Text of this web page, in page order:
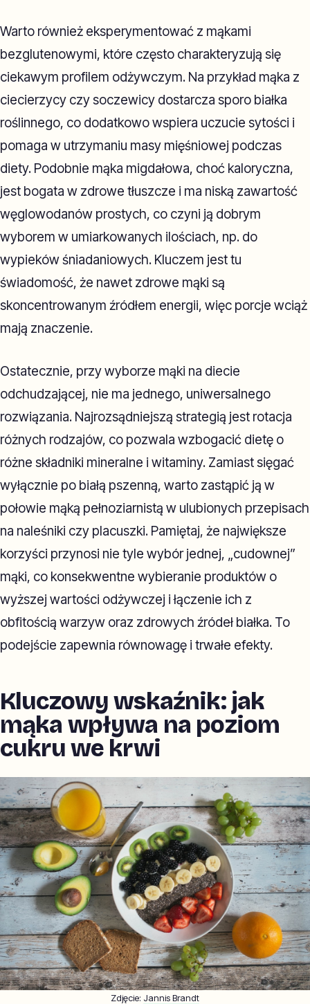
Warto również eksperymentować z mąkami
bezglutenowymi, które często charakteryzują się
ciekawym profilem odżywczym. Na przykład mąka z
ciecierzycy czy soczewicy dostarcza sporo białka
roślinnego, co dodatkowo wspiera uczucie sytości i
pomaga w utrzymaniu masy mięśniowej podczas
diety. Podobnie mąka migdałowa, choć kaloryczna,
jest bogata w zdrowe tłuszcze i ma niską zawartość
węglowodanów prostych, co czyni ją dobrym
wyborem w umiarkowanych ilościach, np. do
wypieków śniadaniowych. Kluczem jest tu
świadomość, że nawet zdrowe mąki są
skoncentrowanym źródłem energii, więc porcje wciąż
mają znaczenie.
Ostatecznie, przy wyborze mąki na diecie
odchudzającej, nie ma jednego, uniwersalnego
rozwiązania. Najrozsądniejszą strategią jest rotacja
różnych rodzajów, co pozwala wzbogacić dietę o
różne składniki mineralne i witaminy. Zamiast sięgać
wyłącznie po białą pszenną, warto zastąpić ją w
połowie mąką pełnoziarnistą w ulubionych przepisach
na naleśniki czy placuszki. Pamiętaj, że największe
korzyści przynosi nie tyle wybór jednej, „cudownej”
mąki, co konsekwentne wybieranie produktów o
wyższej wartości odżywczej i łączenie ich z
obfitością warzyw oraz zdrowych źródeł białka. To
podejście zapewnia równowagę i trwałe efekty.
Kluczowy wskaźnik: jak
mąka wpływa na poziom
cukru we krwi
Zdjęcie: Jannis Brandt